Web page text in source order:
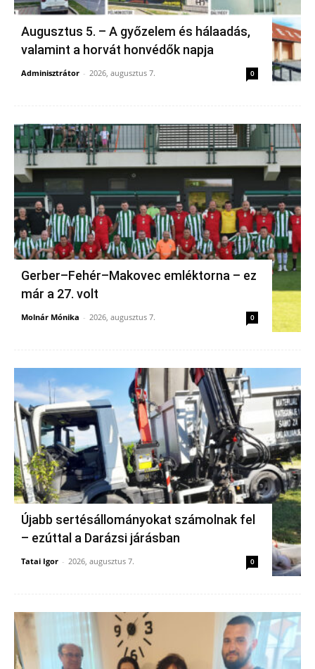
Augusztus 5. – A győzelem és hálaadás,
valamint a horvát honvédők napja
Adminisztrátor - 2026, augusztus 7. 0
Gerber–Fehér–Makovec emléktorna – ez
már a 27. volt
Molnár Mónika - 2026, augusztus 7. 0
Újabb sertésállományokat számolnak fel
– ezúttal a Darázsi járásban
Tatai Igor - 2026, augusztus 7. 0